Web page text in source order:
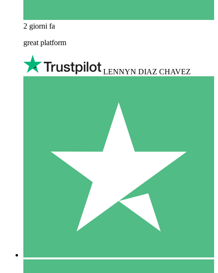
2 giorni fa
great platform
LENNYN DIAZ CHAVEZ